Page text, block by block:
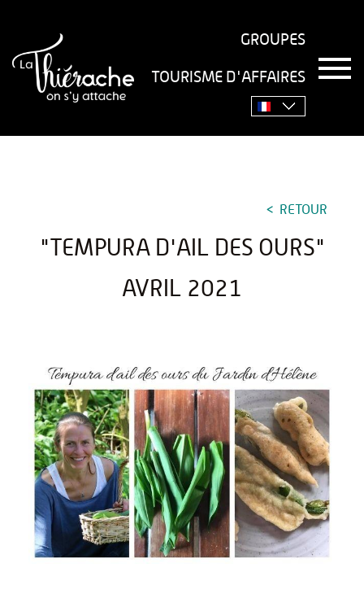
GROUPES
TOURISME D'AFFAIRES
T
o
Accueil› Séjourner Recettes›
RETOUR
"TEMPURA D'AIL DES OURS"
AVRIL 2021